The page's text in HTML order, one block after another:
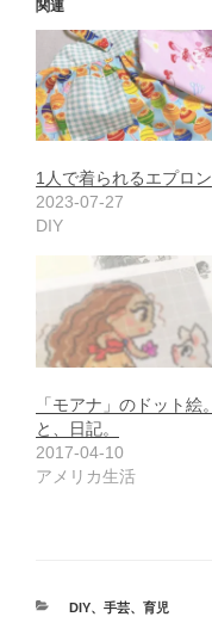
関連
1人で着られるエプロン
2023-07-27
DIY
「モアナ」のドット絵。
と、日記。
2017-04-10
アメリカ生活
カ
DIY、 手芸、 育児